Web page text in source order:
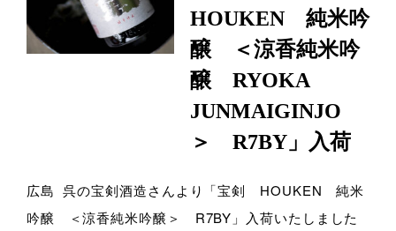
HOUKEN 純米吟
醸 ＜涼香純米吟
醸 RYOKA
JUNMAIGINJO
＞ R7BY」入荷
広島 呉の宝剣酒造さんより「宝剣 HOUKEN 純米
吟醸 ＜涼香純米吟醸＞ R7BY」入荷いたしました